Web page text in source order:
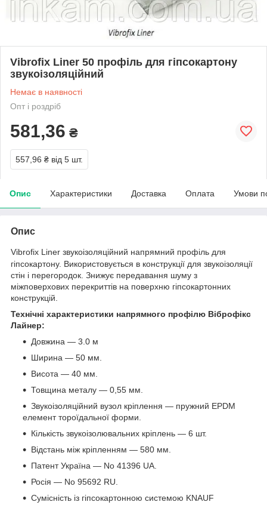
Vibrofix Liner 50 профіль для гіпсокартону
звукоізоляційний
Немає в наявності
Опт і роздріб
581,36 ₴
557,96 ₴ від 5 шт.
Опис Характеристики Доставка Оплата Умови
Опис
Vibrofix Liner звукоізоляційний напрямний профіль для
гіпсокартону. Використовується в конструкції для звукоізоляції
стін і перегородок. Знижує передавання шуму з
міжповерхових перекриттів на поверхню гіпсокартонних
конструкцій.
Технічні характеристики напрямного профілю Віброфікс
Лайнер:
Довжина — 3.0 м
Ширина — 50 мм.
Висота — 40 мм.
Товщина металу — 0,55 мм.
Звукоізоляційний вузол кріплення — пружний EPDM
елемент тороїдальної форми.
Кількість звукоізолювальних кріплень — 6 шт.
Відстань між кріпленням — 580 мм.
Патент Україна — No 41396 UA.
Росія — No 95692 RU.
Сумісність із гіпсокартонною системою KNAUF